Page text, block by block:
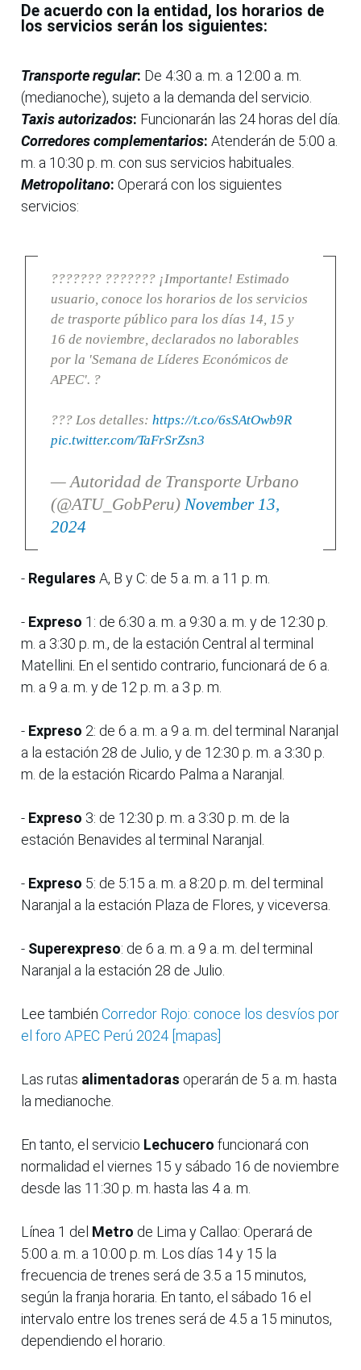
De acuerdo con la entidad, los horarios de
los servicios serán los siguientes:
Transporte regular: De 4:30 a. m. a 12:00 a. m.
(medianoche), sujeto a la demanda del servicio.
Taxis autorizados: Funcionarán las 24 horas del día.
Corredores complementarios: Atenderán de 5:00 a.
m. a 10:30 p. m. con sus servicios habituales.
Metropolitano: Operará con los siguientes
servicios:
??????? ??????? ¡Importante! Estimado
usuario, conoce los horarios de los servicios
de trasporte público para los días 14, 15 y
16 de noviembre, declarados no laborables
por la 'Semana de Líderes Económicos de
APEC'. ?
??? Los detalles: https://t.co/6sSAtOwb9R
pic.twitter.com/TaFrSrZsn3
— Autoridad de Transporte Urbano
(@ATU_GobPeru) November 13,
2024
- Regulares A, B y C: de 5 a. m. a 11 p. m.
- Expreso 1: de 6:30 a. m. a 9:30 a. m. y de 12:30 p.
m. a 3:30 p. m., de la estación Central al terminal
Matellini. En el sentido contrario, funcionará de 6 a.
m. a 9 a. m. y de 12 p. m. a 3 p. m.
- Expreso 2: de 6 a. m. a 9 a. m. del terminal Naranjal
a la estación 28 de Julio, y de 12:30 p. m. a 3:30 p.
m. de la estación Ricardo Palma a Naranjal.
- Expreso 3: de 12:30 p. m. a 3:30 p. m. de la
estación Benavides al terminal Naranjal.
- Expreso 5: de 5:15 a. m. a 8:20 p. m. del terminal
Naranjal a la estación Plaza de Flores, y viceversa.
- Superexpreso: de 6 a. m. a 9 a. m. del terminal
Naranjal a la estación 28 de Julio.
Lee también Corredor Rojo: conoce los desvíos por
el foro APEC Perú 2024 [mapas]
Las rutas alimentadoras operarán de 5 a. m. hasta
la medianoche.
En tanto, el servicio Lechucero funcionará con
normalidad el viernes 15 y sábado 16 de noviembre
desde las 11:30 p. m. hasta las 4 a. m.
Línea 1 del Metro de Lima y Callao: Operará de
5:00 a. m. a 10:00 p. m. Los días 14 y 15 la
frecuencia de trenes será de 3.5 a 15 minutos,
según la franja horaria. En tanto, el sábado 16 el
intervalo entre los trenes será de 4.5 a 15 minutos,
dependiendo el horario.